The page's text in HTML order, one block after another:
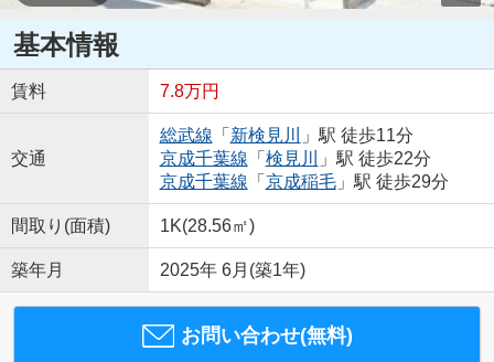
基本情報
賃料 7.8万円
交通
総武線 「 新検見川
」駅 徒歩11分
京成千葉線 「 検見川
」駅 徒歩22分
京成千葉線 「 京成稲毛」駅 徒歩29分
間取り(面積) 1K(28.56㎡)
築年月 2025年 6月(築1年)
お問い合わせ(無料)